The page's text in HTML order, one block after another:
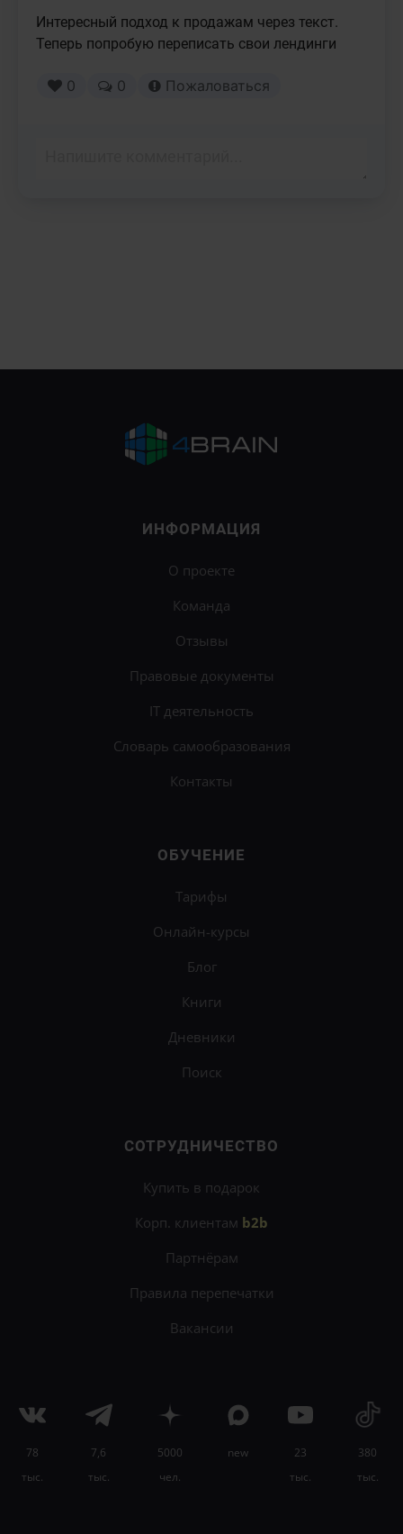
Интересный подход к продажам через текст.
Теперь попробую переписать свои лендинги
0 0 Пожаловаться
ИНФОРМАЦИЯ
О проекте
Команда
Отзывы
Правовые документы
IT деятельность
Словарь самообразования
Контакты
ОБУЧЕНИЕ
Тарифы
Онлайн-курсы
Блог
Книги
Дневники
Поиск
СОТРУДНИЧЕСТВО
Купить в подарок
Корп. клиентам b2b
Партнёрам
Правила перепечатки
Вакансии
78
тыс.
7,6
тыс.
5000
чел.
new
23
тыс.
380
тыс.